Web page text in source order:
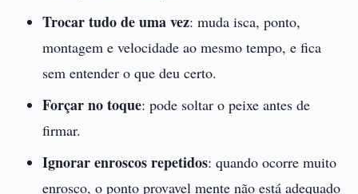
Trocar tudo de uma vez: muda isca, ponto,
montagem e velocidade ao mesmo tempo, e fica
sem entender o que deu certo.
Forçar no toque: pode soltar o peixe antes de
firmar.
Ignorar enroscos repetidos: quando ocorre muito
enrosco, o ponto provavel mente não está adequado